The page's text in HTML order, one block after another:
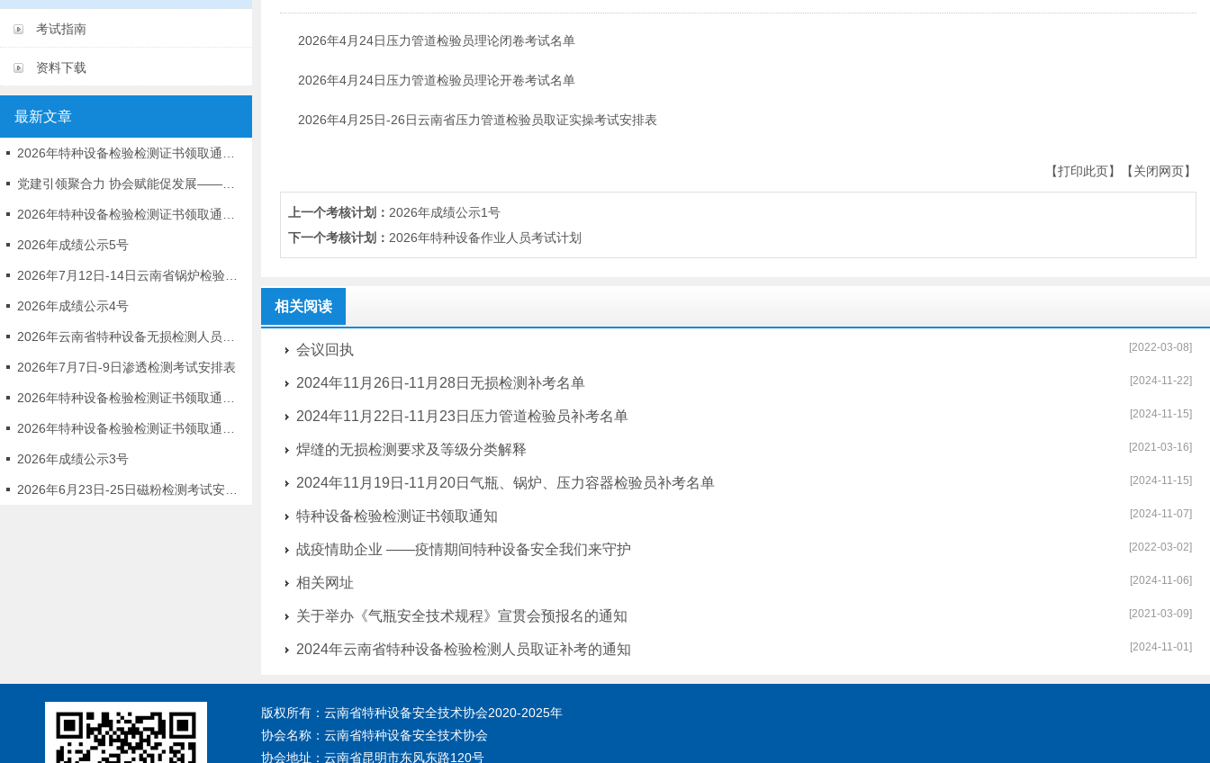
考试指南
资料下载
最新文章
2026年成绩公示5号
2026年成绩公示4号
2026年7月7日-9日渗透检测考试安排表
2026年成绩公示3号
2026年4月24日压力管道检验员理论闭卷考试名单
2026年4月24日压力管道检验员理论开卷考试名单
2026年4月25日-26日云南省压力管道检验员取证实操考试安排表
【打印此页】【关闭网页】
上一个考核计划： 2026年成绩公示1号
下一个考核计划： 2026年特种设备作业人员考试计划
相关阅读
会议回执 [2022-03-08]
2024年11月26日-11月28日无损检测补考名单 [2024-11-22]
2024年11月22日-11月23日压力管道检验员补考名单 [2024-11-15]
焊缝的无损检测要求及等级分类解释 [2021-03-16]
2024年11月19日-11月20日气瓶、锅炉、压力容器检验员补考名单 [2024-11-15]
特种设备检验检测证书领取通知 [2024-11-07]
战疫情助企业 ——疫情期间特种设备安全我们来守护 [2022-03-02]
相关网址 [2024-11-06]
关于举办《气瓶安全技术规程》宣贯会预报名的通知 [2021-03-09]
2024年云南省特种设备检验检测人员取证补考的通知 [2024-11-01]
版权所有：云南省特种设备安全技术协会2020-2025年
协会名称：云南省特种设备安全技术协会
协会地址：云南省昆明市东风东路120号